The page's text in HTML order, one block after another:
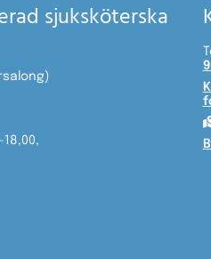
sjuksköterska